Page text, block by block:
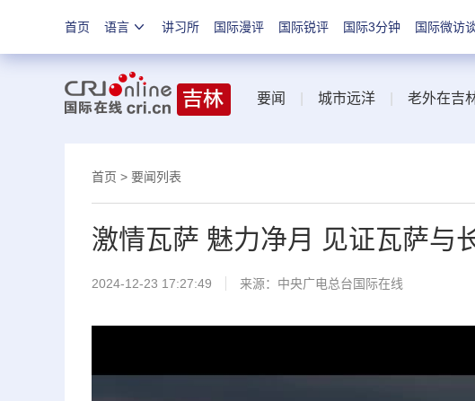
首页 语言 讲习所 国际漫评 国际锐评 国际3分钟 国际微访
要闻 城市远洋 老外在吉
首页 > 要闻列表
激情瓦萨 魅力净月 见证瓦萨与
2024-12-23 17:27:49 来源：中央广电总台国际在线